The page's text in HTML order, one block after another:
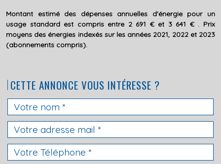
Montant estimé des dépenses annuelles d'énergie pour un
usage standard est compris entre 2 691 € et 3 641 € . Prix
moyens des énergies indexés sur les années 2021, 2022 et 2023
(abonnements compris).
CETTE ANNONCE VOUS INTÉRESSE ?